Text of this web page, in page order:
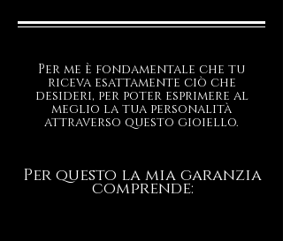
Per me è fondamentale che tu
riceva esattamente ciò che
desideri, per poter esprimere al
meglio la tua personalità
attraverso questo gioiello.
Per questo la mia garanzia
comprende: